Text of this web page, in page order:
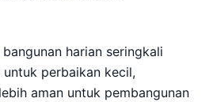
harian seringkali
perbaikan kecil,
aman untuk pembangunan